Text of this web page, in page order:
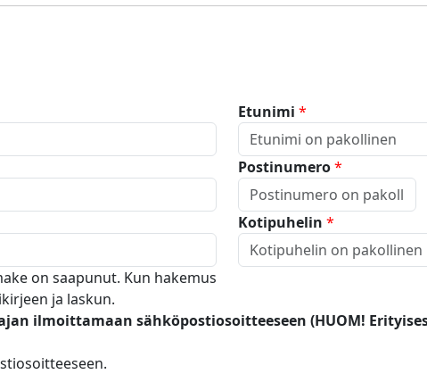
Etunimi *
Postinumero*
on saapunut. Kun hakemus
ja laskun.
Kotipuhelin *
ilmoittamaan sähköpostiosoitteeseen (HUOM!